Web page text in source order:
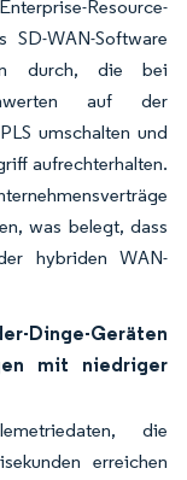
Resource-
SD-WAN-Software
durch, die bei
auf der
umschalten und
aufrechterhalten.
was belegt, dass
hybriden WAN-
Dinge-Geräten
mit niedriger
die
erreichen